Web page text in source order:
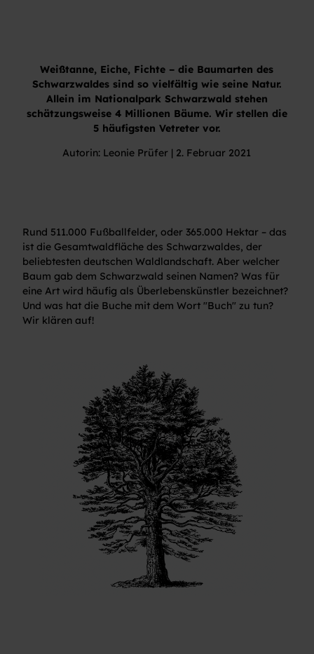
Weißtanne, Eiche, Fichte – die Baumarten des
Schwarzwaldes sind so vielfältig wie seine Natur.
Allein im Nationalpark Schwarzwald stehen
schätzungsweise 4 Millionen Bäume. Wir stellen die
5 häufigsten Vetreter vor.
Autorin: Leonie Prüfer | 2. Februar 2021
Rund 511.000 Fußballfelder, oder 365.000 Hektar – das
ist die Gesamtwaldfläche des Schwarzwaldes, der
beliebtesten deutschen Waldlandschaft. Aber welcher
Baum gab dem Schwarzwald seinen Namen? Was für
eine Art wird häufig als Überlebenskünstler bezeichnet?
Und was hat die Buche mit dem Wort "Buch" zu tun?
Wir klären auf!